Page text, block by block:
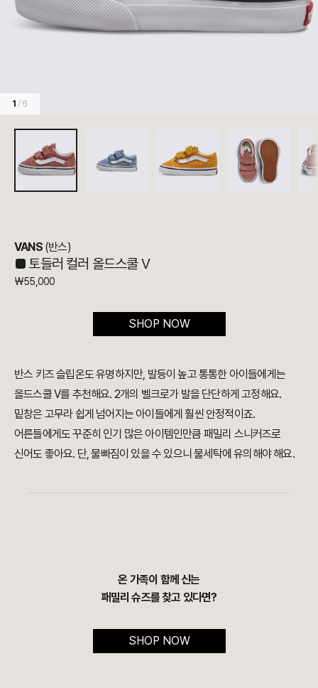
1 / 6
VANS (반스)
■ 토들러 컬러 올드스쿨 V
₩55,000
SHOP NOW
반스 키즈 슬립온도 유명하지만, 발등이 높고 통통한 아이들에게는
올드스쿨 V를 추천해요. 2개의 벨크로가 발을 단단하게 고정해요.
밑창은 고무라 쉽게 넘어지는 아이들에게 훨씬 안정적이죠.
어른들에게도 꾸준히 인기 많은 아이템인만큼 패밀리 스니커즈로
신어도 좋아요. 단, 물빠짐이 있을 수 있으니 물세탁에 유의해야 해요.
온 가족이 함께 신는
패밀리 슈즈를 찾고 있다면?
SHOP NOW